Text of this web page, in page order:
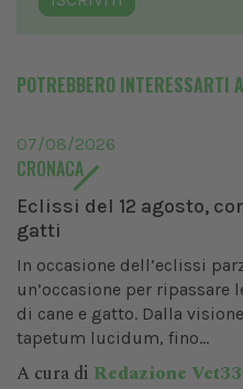
POTREBBERO INTERESSARTI
07/08/2026
CRONACA
Eclissi del 12 agosto,
gatti
In occasione dell’eclissi
un’occasione per
di cane e gatto. Dalla
tapetum lucidum, fino...
A cura di Redazione Vet33